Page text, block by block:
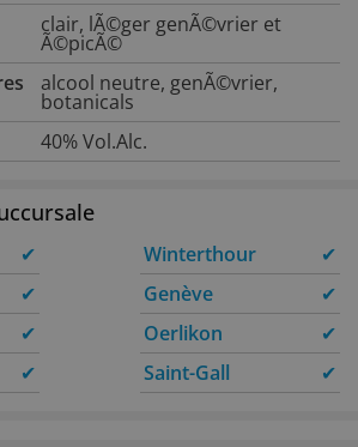
clair, lÃ©ger genÃ©vrier et
Ã©picÃ©
alcool neutre, genÃ©vrier,
botanicals
40% Vol.Alc.
✔
✔
✔
✔
Winterthour
✔
Genève
✔
Oerlikon
✔
Saint-Gall
✔